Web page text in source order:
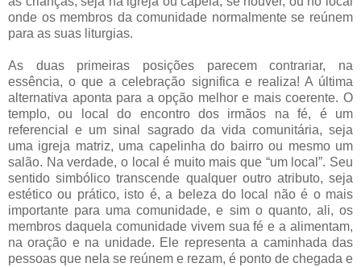
onde os membros da comunidade normalmente se reúnem
para as suas liturgias.
As duas primeiras posições parecem contrariar, na
essência, o que a celebração significa e realiza! A última
alternativa aponta para a opção melhor e mais coerente. O
templo, ou local do encontro dos irmãos na fé, é um
referencial e um sinal sagrado da vida comunitária, seja
uma igreja matriz, uma capelinha do bairro ou mesmo um
salão. Na verdade, o local é muito mais que “um local”. Seu
sentido simbólico transcende qualquer outro atributo, seja
estético ou prático, isto é, a beleza do local não é o mais
importante para uma comunidade, e sim o quanto, ali, os
membros daquela comunidade vivem sua fé e a alimentam,
na oração e na unidade. Ele representa a caminhada das
pessoas que nela se reúnem e rezam, é ponto de chegada e